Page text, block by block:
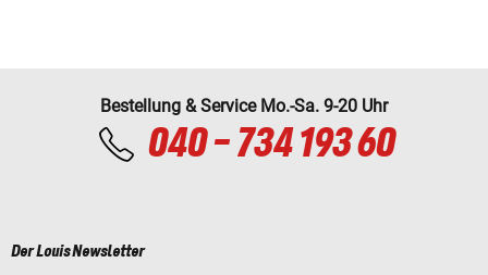
Bestellung & Service Mo.-Sa. 9-20 Uhr
040 - 734 193 60
Der Louis Newsletter